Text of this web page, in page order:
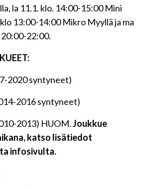
la 11.1. klo. 14:00-15:00 Mini
13:00-14:00 Mikro Myyllä ja ma
20:00-22:00.
2020 syntyneet)
2016 syntyneet)
2013) HUOM.Joukkue
katso lisätiedot
infosivulta.